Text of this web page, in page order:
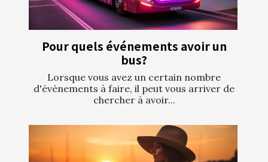
Pour quels événements avoir un
bus?
Lorsque vous avez un certain nombre
d'évènements à faire, il peut vous arriver de
chercher à avoir...